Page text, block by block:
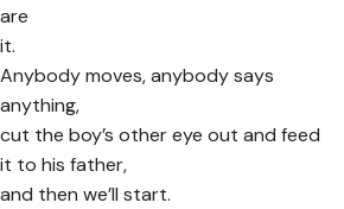
are
it.
Anybody moves, anybody says
anything,
cut the boy’s other eye out and feed
it to his father,
and then we’ll start.